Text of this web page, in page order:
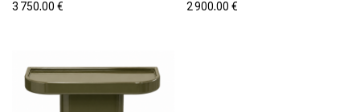
3 750,00 € 2 900,00 €